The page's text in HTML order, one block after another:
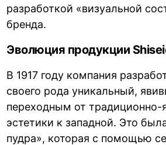
разработкой «визуальной
бренда.
Эволюция продукции
В 1917 году компания
своего рода уникальный,
переходным от традиционно-
эстетики к западной. Это
пудра», которая с помощью